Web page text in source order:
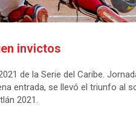
invictos
de la Serie del Caribe.
entrada, se llevó el triunfo al
2021.